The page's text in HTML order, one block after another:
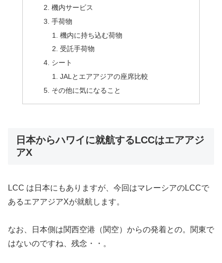
機内サービス
手荷物
機内に持ち込む荷物
受託手荷物
シート
JALとエアアジアの座席比較
その他に気になること
日本からハワイに就航するLCCはエアアジ
アX
LCC は日本にもありますが、今回はマレーシアのLCCで
あるエアアジアXが就航します。
なお、日本側は関西空港（関空）からの発着との。関東で
はないのですね、残念・・。